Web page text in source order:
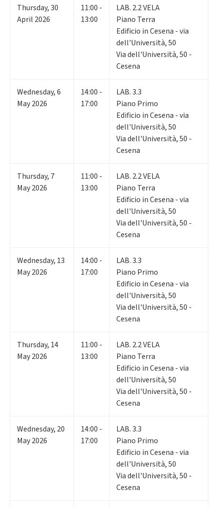
Thursday,30
April 2026
11:00 -
13:00
LAB. 2.2 VELA
Piano Terra
Edificio in Cesena - via
dell'Università, 50
Via dell'Università, 50 -
Cesena
Wednesday,6
May 2026
14:00 -
17:00
LAB. 3.3
Piano Primo
Edificio in Cesena - via
dell'Università, 50
Via dell'Università, 50 -
Cesena
Thursday, 7
May 2026
11:00 -
13:00
LAB. 2.2 VELA
Piano Terra
Edificio in Cesena - via
dell'Università, 50
Via dell'Università, 50 -
Cesena
Wednesday, 13
May 2026
14:00 -
17:00
LAB. 3.3
Piano Primo
Edificio in Cesena - via
dell'Università, 50
Via dell'Università, 50 -
Cesena
Thursday, 14
May 2026
11:00 -
13:00
LAB. 2.2 VELA
Piano Terra
Edificio in Cesena - via
dell'Università, 50
Via dell'Università, 50 -
Cesena
Wednesday, 20
May 2026
14:00 -
17:00
LAB. 3.3
Piano Primo
Edificio in Cesena - via
dell'Università, 50
Via dell'Università, 50 -
Cesena